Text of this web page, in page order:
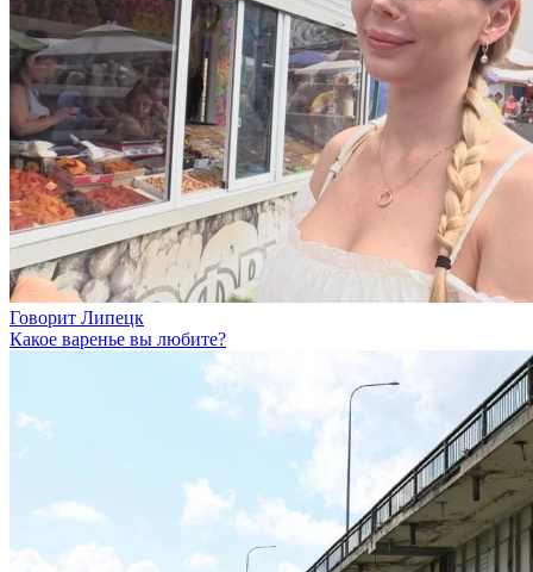
Говорит Липецк
Какое варенье вы любите?